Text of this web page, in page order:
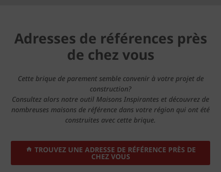
Adresses de références près
de chez vous
Cette brique de parement semble convenir à votre projet de
construction?
Consultez alors notre outil Maisons Inspirantes et découvrez de
nombreuses maisons de référence dans votre région qui ont été
construites avec cette brique.
TROUVEZ UNE ADRESSE DE RÉFÉRENCE PRÈS DE
CHEZ VOUS